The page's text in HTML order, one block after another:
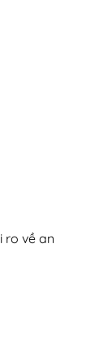
ro về an